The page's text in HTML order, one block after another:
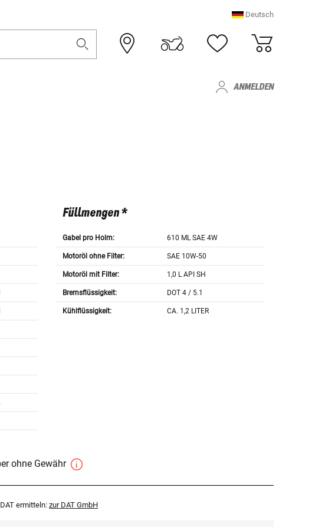
Deutsch
ANMELDEN
Füllmengen *
Gabel pro Holm: 610 ML SAE 4W
Motoröl ohne Filter: SAE 10W-50
Motoröl mit Filter: 1,0 L API SH
Bremsflüssigkeit: DOT 4 / 5.1
Kühlflüssigkeit: CA. 1,2 LITER
ohne Gewähr
ermitteln:zur DAT GmbH